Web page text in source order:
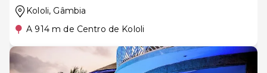
Kololi, Gâmbia
A 914 m de Centro de Kololi